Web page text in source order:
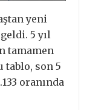
yeni
5 yıl
tamamen
tablo, son 5
oranında